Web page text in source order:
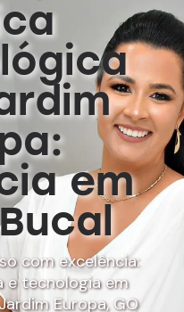
em
com excelência:
e tecnologia em
Europa, GO